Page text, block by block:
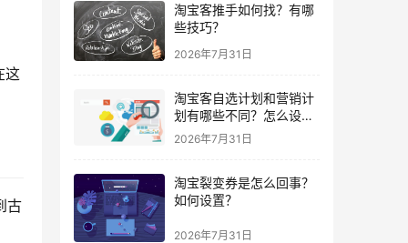
这
古
淘宝客推手如何找？有哪
些技巧？
2026年7月31日
淘宝客自选计划和营销计
划有哪些不同？怎么设
置？
2026年7月31日
淘宝裂变券是怎么回事？
如何设置？
2026年7月31日